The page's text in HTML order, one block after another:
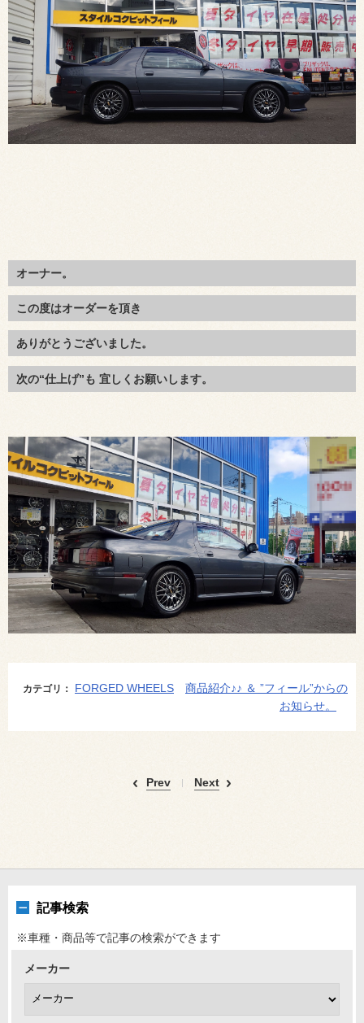
オーナー。
この度はオーダーを頂き
ありがとうございました。
次の“仕上げ”も 宜しくお願いします。
カテゴリ： FORGED WHEELS
商品紹介♪♪ ＆ ”フィール”からの
お知らせ。
Prev Next
記事検索
※車種・商品等で記事の検索ができます
メーカー